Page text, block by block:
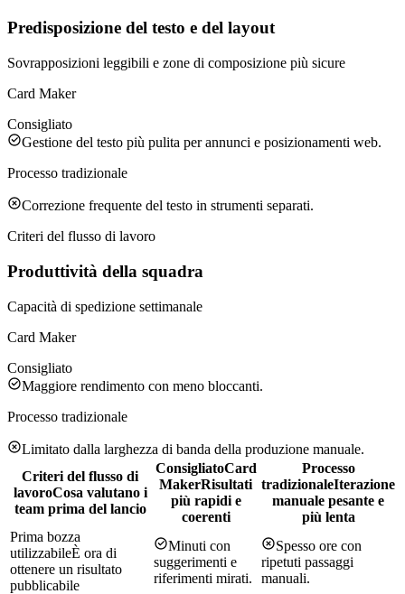
Predisposizione del testo e del layout
Sovrapposizioni leggibili e zone di composizione più sicure
Card Maker
Consigliato
Gestione del testo più pulita per annunci e posizionamenti web.
Processo tradizionale
Correzione frequente del testo in strumenti separati.
Criteri del flusso di lavoro
Produttività della squadra
Capacità di spedizione settimanale
Card Maker
Consigliato
Maggiore rendimento con meno bloccanti.
Processo tradizionale
Limitato dalla larghezza di banda della produzione manuale.
Criteri del flusso di
lavoroCosa valutano i
team prima del lancio
ConsigliatoCard
MakerRisultati
più rapidi e
coerenti
Processo
tradizionaleIterazione
manuale pesante e
più lenta
Prima bozza
utilizzabileÈ ora di
ottenere un risultato
pubblicabile
Minuti con
suggerimenti e
riferimenti mirati.
Spesso ore con
ripetuti passaggi
manuali.